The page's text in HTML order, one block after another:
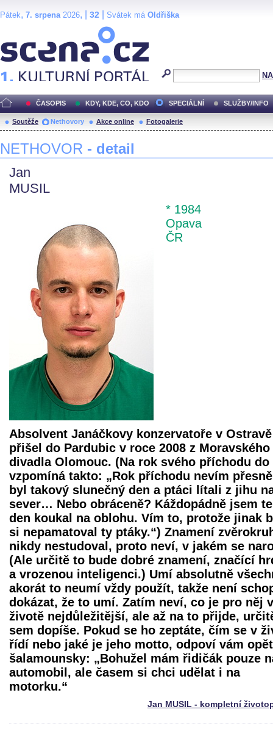
Pátek, 7. srpena2026, | 32 Svátek má Oldřiška
ČASOPIS KDY, KDE, CO, KDO SPECIÁLNÍ SLUŽBY/INFO
Soutěže Nethovory Akce online Fotogalerie
NETHOVOR - detail
Jan
MUSIL
* 1984
Opava
ČR
Absolvent Janáčkovy konzervatoře v Ostravě
přišel do Pardubic v roce 2008 z Moravského
divadla Olomouc. (Na rok svého příchodu do
vzpomíná takto: „Rok příchodu nevím
byl takový slunečný den a ptáci lítali z jihu
sever… Nebo obráceně? Káždopádně jsem
den koukal na oblohu. Vím to, protože jinak
si nepamatoval ty ptáky.“) Znamení
nikdy nestudoval, proto neví, v jakém se
(Ale určitě to bude dobré znamení, značící
a vrozenou inteligenci.) Umí absolutně
akorát to neumí vždy použít, takže není
dokázat, že to umí. Zatím neví, co je pro něj v
životě nejdůležitější, ale až na to přijde,
sem dopíše. Pokud se ho zeptáte, čím se v
řídí nebo jaké je jeho motto, odpoví vám opět
šalamounsky: „Bohužel mám řidičák pouze
automobil, ale časem si chci udělat i na
motorku.“
Jan MUSIL - kompletní